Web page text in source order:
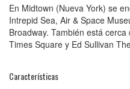
En Midtown (Nueva York) se
Intrepid Sea, Air & Space
Broadway. También está
Times Square y Ed Sullivan
Características